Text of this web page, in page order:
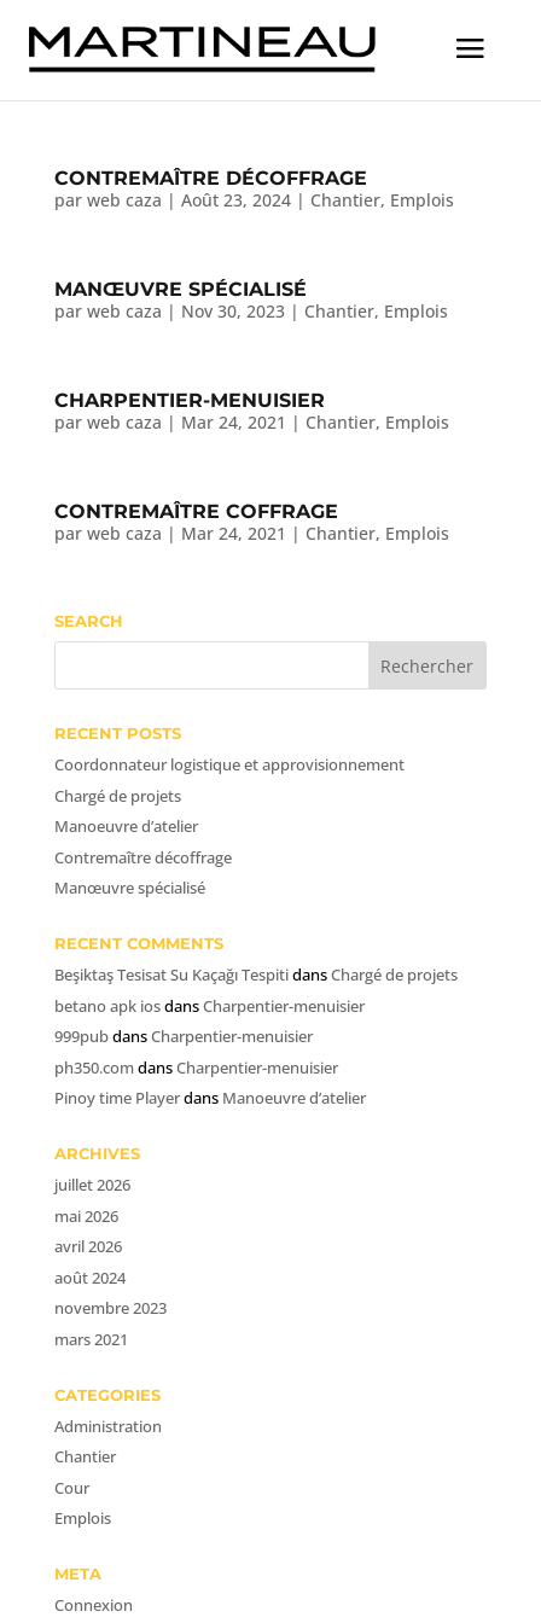
CONTREMAÎTRE DÉCOFFRAGE
par web caza | Août 23, 2024| Chantier, Emplois
MANŒUVRE SPÉCIALISÉ
par web caza | Nov 30, 2023| Chantier, Emplois
CHARPENTIER-MENUISIER
par web caza | Mar 24, 2021 | Chantier, Emplois
CONTREMAÎTRE COFFRAGE
par web caza | Mar 24, 2021 | Chantier, Emplois
SEARCH
RECENT POSTS
Coordonnateur logistique et approvisionnement
Chargé de projets
Manoeuvre d’atelier
Contremaître décoffrage
Manœuvre spécialisé
RECENT COMMENTS
Beşiktaş Tesisat Su Kaçağı TespitidansChargé de projets
betano apk iosdansCharpentier-menuisier
999pubdansCharpentier-menuisier
ph350.comdansCharpentier-menuisier
Pinoy time Playerdans Manoeuvre d’atelier
ARCHIVES
juillet 2026
mai 2026
avril 2026
août 2024
novembre 2023
mars 2021
CATEGORIES
Administration
Chantier
Cour
Emplois
META
Connexion